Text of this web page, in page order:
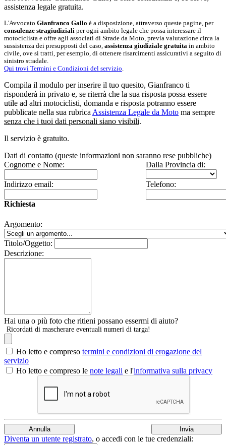
assistenza legale gratuita.
L'Avvocato Gianfranco Gallo è a disposizione, attraverso queste pagine, per
consulenze stragiudiziali per ogni ambito legale che possa interessare il
motociclista e offre agli associati di Strade da Moto, previa valutazione circa la
sussistenza dei presupposti del caso, assistenza giudiziale gratuita in ambito
civile, ove si tratti, per esempio, di ottenere risarcimenti assicurativi a seguito di
sinistro stradale.
Qui trovi Termini e Condizioni del servizio.
Compila il modulo per inserire il tuo quesito, Gianfranco ti
risponderà in privato e, se riterrà che la sua risposta possa essere
utile ad altri motociclisti, domanda e risposta potranno essere
pubblicate nella sua rubricaAssistenza Legale da Moto ma sempre
senza che i tuoi dati personali siano visibili.
Il servizio è gratuito.
Dati di contatto (queste informazioni non saranno rese pubbliche)
Cognome e Nome:
Dalla Provincia di:
Indirizzo email: Telefono:
Richiesta
Argomento:
Titolo/Oggetto:
Descrizione:
Hai una o più foto che ritieni possano essermi di aiuto?
Ricordati di mascherare eventuali numeri di targa!
Ho letto e compreso termini e condizioni di erogazione del
servizio
Ho letto e compreso le note legali e l'informativa sulla privacy
Diventa un utente registrato, o accedi con le tue credenziali: